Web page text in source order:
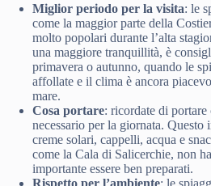
Miglior periodo per la visita: le
come la maggior parte della
molto popolari durante l’alta
una maggiore tranquillità, è
primavera o autunno, quando le
affollate e il clima è ancora
mare.
Cosa portare: ricordate di
necessario per la giornata. Questo
creme solari, cappelli, acqua e
come la Cala di Salicerchie, non
importante essere ben preparati.
Rispetto per l’ambiente: le